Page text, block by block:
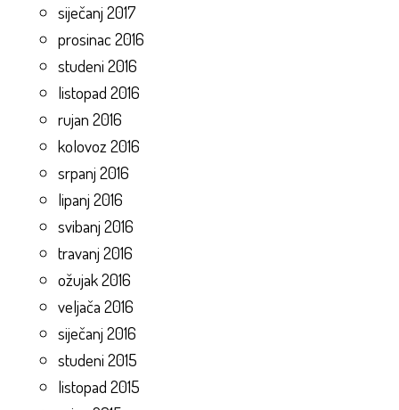
siječanj 2017
prosinac 2016
studeni 2016
listopad 2016
rujan 2016
kolovoz 2016
srpanj 2016
lipanj 2016
svibanj 2016
travanj 2016
ožujak 2016
veljača 2016
siječanj 2016
studeni 2015
listopad 2015